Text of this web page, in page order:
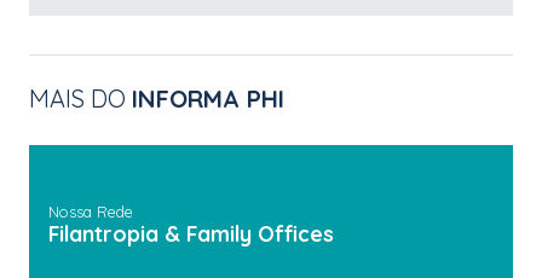
MAIS DO INFORMA PHI
Nossa Rede
Filantropia & Family Offices